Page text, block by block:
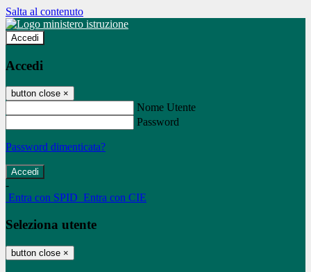
Salta al contenuto
Accedi
Accedi
button close ×
Nome Utente
Password
Password dimenticata?
-
Entra con SPID Entra con CIE
Seleziona utente
button close ×